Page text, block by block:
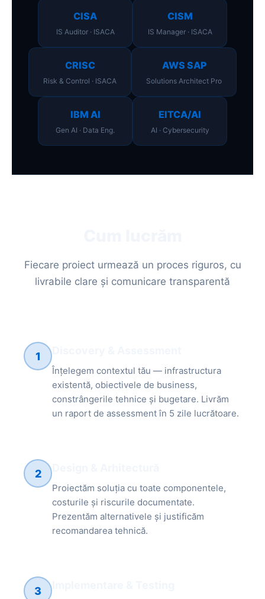
CISA
IS Auditor · ISACA
CISM
IS Manager · ISACA
CRISC
Risk & Control · ISACA
AWS SAP
Solutions Architect Pro
IBM AI
Gen AI · Data Eng.
EITCA/AI
AI · Cybersecurity
Fiecare proiect urmează un proces riguros, cu
livrabile clare și comunicare transparentă
1
Înțelegem contextul tău — infrastructura
existentă, obiectivele de business,
constrângerile tehnice și bugetare. Livrăm
un raport de assessment în 5 zile lucrătoare.
2
Proiectăm soluția cu toate componentele,
costurile și riscurile documentate.
Prezentăm alternativele și justificăm
recomandarea tehnică.
3